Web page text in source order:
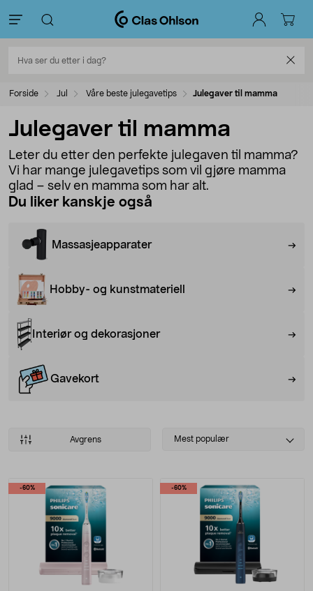
Forside Jul Våre beste julegavetips Julegaver til mamma
Julegaver til mamma
Leter du etter den perfekte julegaven til mamma?
Vi har mange julegavetips som vil gjøre mamma
glad – selv en mamma som har alt.
Du liker kanskje også
Massasjeapparater
Hobby- og kunstmateriell
Interiør og dekorasjoner
Gavekort
Avgrens
Select
Mest populær
Produkter
-60% -60%